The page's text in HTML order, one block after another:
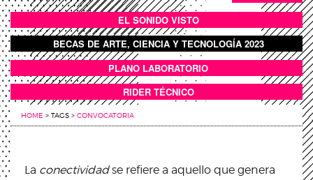
BOTÓN SONIDO VISTO
EL SONIDO VISTO
BOTON DOMO LLENO
BECAS DE ARTE, CIENCIA Y TECNOLOGÍA 2023
ANEXOS
PLANO LABORATORIO
RIDER TÉCNICO
HOME > TAGS > CONVOCATORIA
La conectividadse refiere a aquello que genera